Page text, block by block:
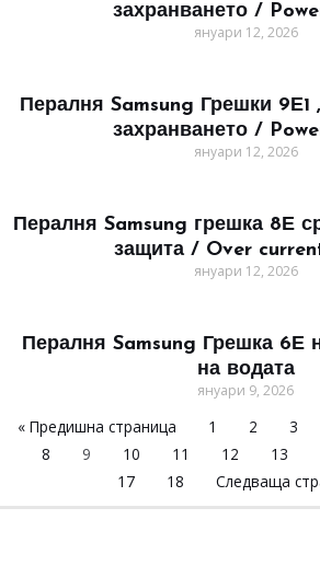
захранването /
януари 12, 2026
Пералня Samsung Грешки 9Е1
захранването /
януари 12, 2026
Пералня Samsung грешка 8Е
защита / Over
януари 12, 2026
Пералня Samsung Грешка 6Е
на водата
януари 9, 2026
« Предишна страница 1 2 3
8 9 10 11 12 13
17 18 Следваща